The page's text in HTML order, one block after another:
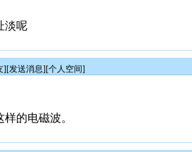
淡呢
][发送消息][个人空间]
的电磁波。